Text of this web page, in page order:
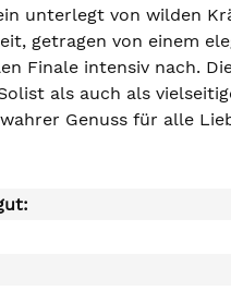
unterlegt von wilden
getragen von einem
Finale intensiv nach.
als auch als
Genuss für alle